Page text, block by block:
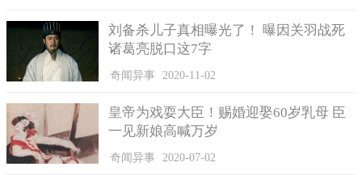
刘备杀儿子真相曝光了！ 曝因关羽战死
诸葛亮脱口这7字
奇闻异事 2020-11-02
皇帝为戏耍大臣！赐婚迎娶60岁乳母 臣
一见新娘高喊万岁
奇闻异事 2020-07-02